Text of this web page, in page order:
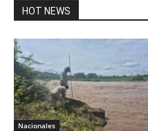
HOT NEWS
Nacionales